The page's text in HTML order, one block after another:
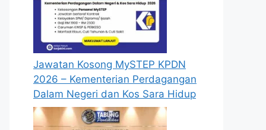
Jawatan Kosong MySTEP KPDN
2026 – Kementerian Perdagangan
Dalam Negeri dan Kos Sara Hidup